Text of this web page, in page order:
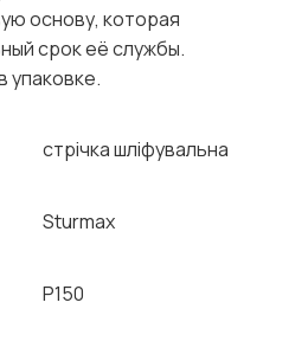
основу, которая
срок её службы.
упаковке.
стрічка шліфувальна
Sturmax
P150